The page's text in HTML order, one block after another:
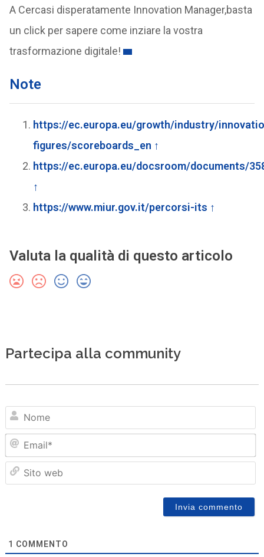
A Cercasi disperatamente Innovation Manager,basta
un click per sapere come inziare la vostra
trasformazione digitale!
Note
https://ec.europa.eu/growth/industry/
figures/scoreboards_en ↑
https://ec.europa.eu/docsroom/documents/
↑
https://www.miur.gov.it/percorsi-its ↑
Valuta la qualità di questo articolo
Partecipa alla community
1 COMMENTO